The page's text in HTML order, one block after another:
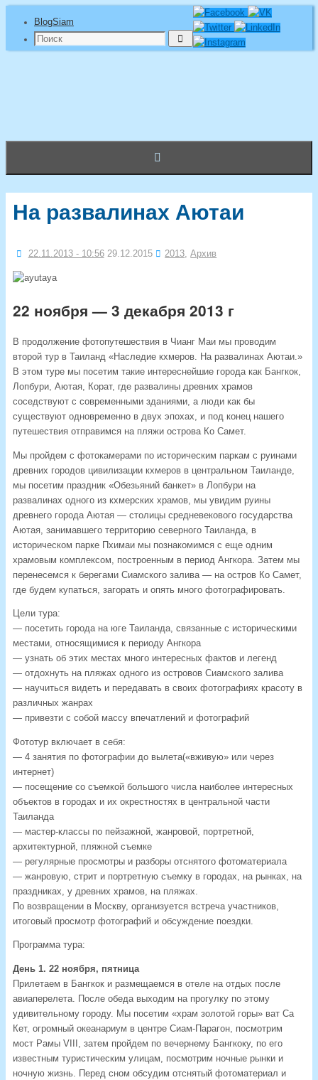
содержимому
BlogSiam
Что
искать:
Поиск
На развалинах Аютаи
22.11.2013 - 10:56 29.12.2015 2013,Архив
22 ноября — 3 декабря 2013 г
В продолжение фотопутешествия в Чианг Маи мы проводим
второй тур в Таиланд «Наследие кхмеров. На развалинах Аютаи.»
В этом туре мы посетим такие интереснейшие города как Бангкок,
Лопбури, Аютая, Корат, где развалины древних храмов
соседствуют с современными зданиями, а люди как бы
существуют одновременно в двух эпохах, и под конец нашего
путешествия отправимся на пляжи острова Ко Самет.
Мы пройдем с фотокамерами по историческим паркам с руинами
древних городов цивилизации кхмеров в центральном Таиланде,
мы посетим праздник «Обезьяний банкет» в Лопбури на
развалинах одного из кхмерских храмов, мы увидим руины
древнего города Аютая — столицы средневекового государства
Аютая, занимавшего территорию северного Таиланда, в
историческом парке Пхимаи мы познакомимся с еще одним
храмовым комплексом, построенным в период Ангкора. Затем мы
перенесемся к берегами Сиамского залива — на остров Ко Самет,
где будем купаться, загорать и опять много фотографировать.
Цели тура:
— посетить города на юге Таиланда, связанные с историческими
местами, относящимися к периоду Ангкора
— узнать об этих местах много интересных фактов и легенд
— отдохнуть на пляжах одного из островов Сиамского залива
— научиться видеть и передавать в своих фотографиях красоту в
различных жанрах
— привезти с собой массу впечатлений и фотографий
Фототур включает в себя:
— 4 занятия по фотографии до вылета(«вживую» или через
интернет)
— посещение со съемкой большого числа наиболее интересных
объектов в городах и их окрестностях в центральной части
Таиланда
— мастер-классы по пейзажной, жанровой, портретной,
архитектурной, пляжной съемке
— регулярные просмотры и разборы отснятого фотоматериала
— жанровую, стрит и портретную съемку в городах, на рынках, на
праздниках, у древних храмов, на пляжах.
По возвращении в Москву, организуется встреча участников,
итоговый просмотр фотографий и обсуждение поездки.
Программа тура:
День 1. 22 ноября, пятница
Прилетаем в Бангкок и размещаемся в отеле на отдых после
авиаперелета. После обеда выходим на прогулку по этому
удивительному городу. Мы посетим «храм золотой горы» ват Са
Кет, огромный океанариум в центре Сиам-Парагон, посмотрим
мост Рамы VIII, затем пройдем по вечернему Бангкоку, по его
известным туристическим улицам, посмотрим ночные рынки и
ночную жизнь. Перед сном обсудим отснятый фотоматериал и